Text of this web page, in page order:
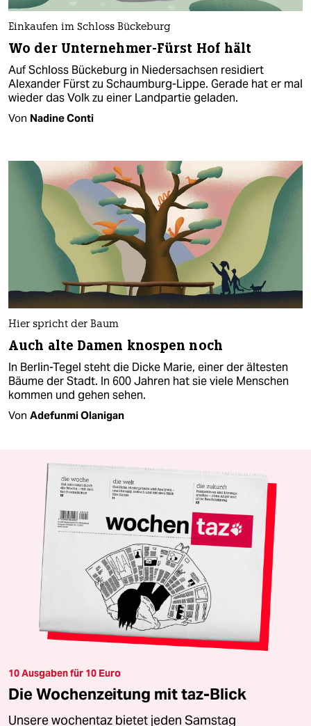
Einkaufen im Schloss Bückeburg
Wo der Unternehmer-Fürst Hof hält
Auf Schloss Bückeburg in Niedersachsen residiert
Alexander Fürst zu Schaumburg-Lippe. Gerade hat er mal
wieder das Volk zu einer Landpartie geladen.
Von Nadine Conti
Hier spricht der Baum
Auch alte Damen knospen noch
In Berlin-Tegel steht die Dicke Marie, einer der ältesten
Bäume der Stadt. In 600 Jahren hat sie viele Menschen
kommen und gehen sehen.
Von Adefunmi Olanigan
10 Ausgaben für 10 Euro
Die Wochenzeitung mit taz-Blick
Unsere wochentaz bietet jeden Samstag